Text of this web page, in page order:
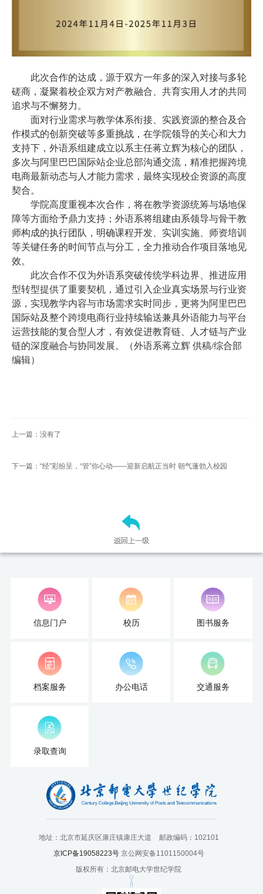
人
培
养
本
招
生
业
信
息
人
此次合作的达成，源于双方一年多的深入对接与多轮
磋商，凝聚着校企双方对产教融合、共育实用人才的共同
追求与不懈努力。
面对行业需求与教学体系衔接、实践资源的整合及合
作模式的创新突破等多重挑战，在学院领导的关心和大力
支持下，外语系组建成立以系主任蒋立辉为核心的团队，
多次与阿里巴巴国际站企业总部沟通交流，精准把握跨境
电商最新动态与人才能力需求，最终实现校企资源的高度
契合。
学院高度重视本次合作，将在教学资源统筹与场地保
障等方面给予鼎力支持；外语系将组建由系领导与骨干教
师构成的执行团队，明确课程开发、实训实施、师资培训
等关键任务的时间节点与分工，全力推动合作项目落地见
效。
此次合作不仅为外语系突破传统学科边界、推进应用
型转型提供了重要契机，通过引入企业真实场景与行业资
源，实现教学内容与市场需求实时同步，更将为阿里巴巴
国际站及整个跨境电商行业持续输送兼具外语能力与平台
运营技能的复合型人才，有效促进教育链、人才链与产业
链的深度融合与协同发展。
（外语系蒋立辉 供稿/综合部
编辑）
上一篇：没有了
下一篇：“经”彩纷呈，“管”你心动——迎新启航正当时 朝气蓬勃入校园
信息门户 校历 图书服务
档案服务 办公电话 交通服务
录取查询
地址：北京市延庆区康庄镇康庄大道
邮政编码：102101
京ICP备19058223号 京公网安备1101150004号
版权所有：北京邮电大学世纪学院